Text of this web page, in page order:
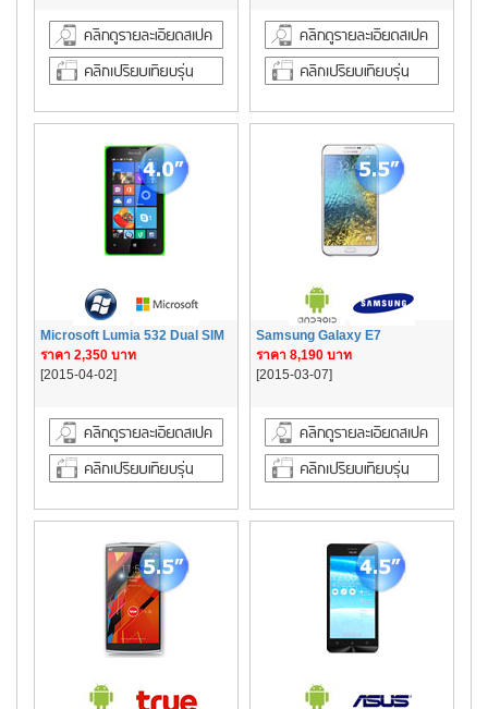
Microsoft Lumia 532 Dual SIM
ราคา 2,350 บาท
[2015-04-02]
Samsung Galaxy E7
ราคา 8,190 บาท
[2015-03-07]